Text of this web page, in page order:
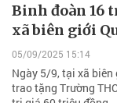
Binh đoàn 16
xã biên giới
05/09/2025 15:14
Ngày 5/9, tại xã
trao tặng Trường